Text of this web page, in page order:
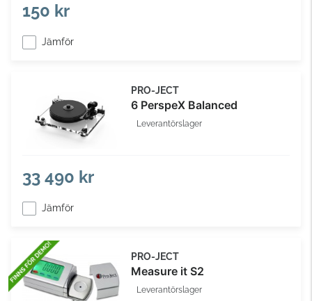
150 kr
Jämför
PRO-JECT
6 PerspeX Balanced
Leverantörslager
33 490 kr
Jämför
PRO-JECT
Measure it S2
Leverantörslager